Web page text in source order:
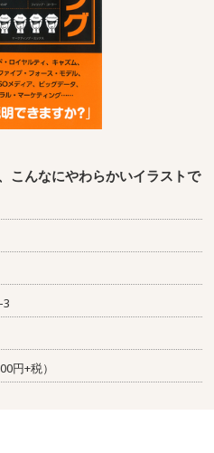
こんなにやわらかいイラストで
3
円+税）